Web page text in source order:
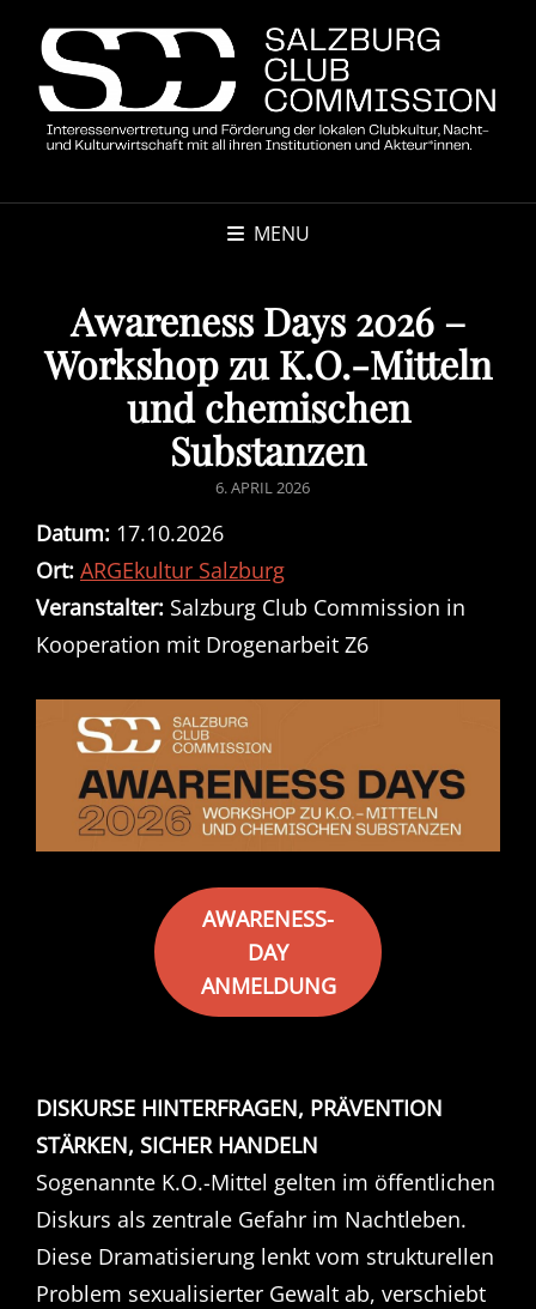
MENU
Awareness Days 2026 –
Workshop zu K.O.-Mitteln
und chemischen
Substanzen
POSTED
6. APRIL 2026
Datum: 17.10.2026
Ort: ARGEkultur Salzburg
Veranstalter: Salzburg Club Commission in
Kooperation mit Drogenarbeit Z6
AWARENESS-
DAY
ANMELDUNG
DISKURSE HINTERFRAGEN, PRÄVENTION
STÄRKEN, SICHER HANDELN
Sogenannte K.O.-Mittel gelten im öffentlichen
Diskurs als zentrale Gefahr im Nachtleben.
Diese Dramatisierung lenkt vom strukturellen
Problem sexualisierter Gewalt ab, verschiebt